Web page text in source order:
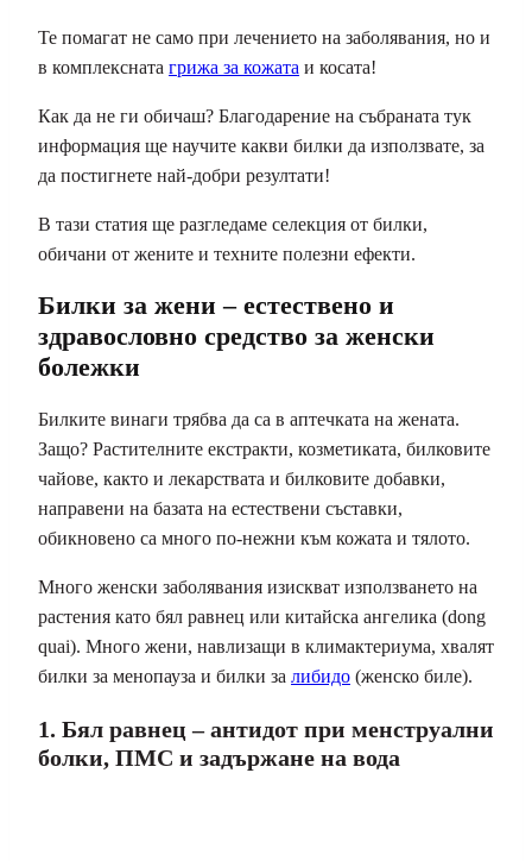
Те помагат не само при лечението на заболявания, но и
в комплексната грижа за кожата и косата!
Как да не ги обичаш? Благодарение на събраната тук
информация ще научите какви билки да използвате, за
да постигнете най-добри резултати!
В тази статия ще разгледаме селекция от билки,
обичани от жените и техните полезни ефекти.
Билки за жени – естествено и
здравословно средство за женски
болежки
Билките винаги трябва да са в аптечката на жената.
Защо? Растителните екстракти, козметиката, билковите
чайове, както и лекарствата и билковите добавки,
направени на базата на естествени съставки,
обикновено са много по-нежни към кожата и тялото.
Много женски заболявания изискват използването на
растения като бял равнец или китайска ангелика (dong
quai). Много жени, навлизащи в климактериума, хвалят
билки за менопауза и билки за либидо (женско биле).
1. Бял равнец – антидот при менструални
болки, ПМС и задържане на вода